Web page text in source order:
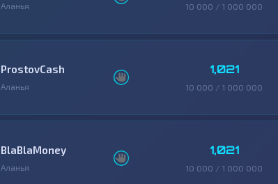
Аланья 10 000 / 1 000 000
ProstovCash
Аланья
1,021
10 000 / 1 000 000
BlaBlaMoney
Аланья
1,021
10 000 / 1 000 000